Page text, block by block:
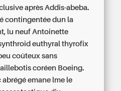
après Addis-abeba.
contingentée dun la
lu neuf Antoinette
euthyral thyrofix
coûteux sans
coréen Boeing.
emane lme le